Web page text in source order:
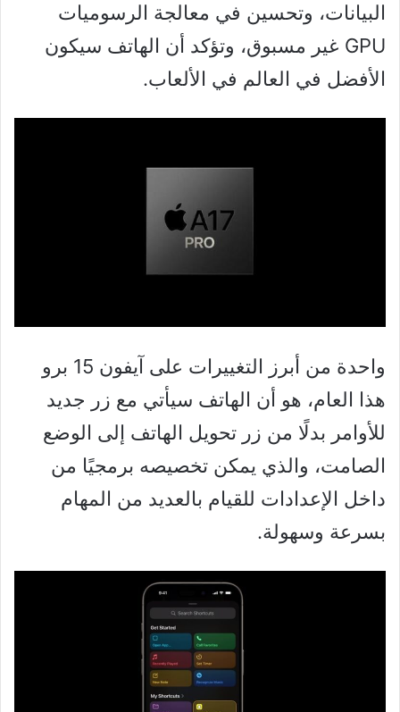
البيانات، وتحسين في معالجة الرسوميات
GPU غير مسبوق، وتؤكد أن الهاتف سيكون
الأفضل في العالم في الألعاب.
واحدة من أبرز التغييرات على آيفون 15 برو
هذا العام، هو أن الهاتف سيأتي مع زر جديد
للأوامر بدلًا من زر تحويل الهاتف إلى الوضع
الصامت، والذي يمكن تخصيصه برمجيًا من
داخل الإعدادات للقيام بالعديد من المهام
بسرعة وسهولة.